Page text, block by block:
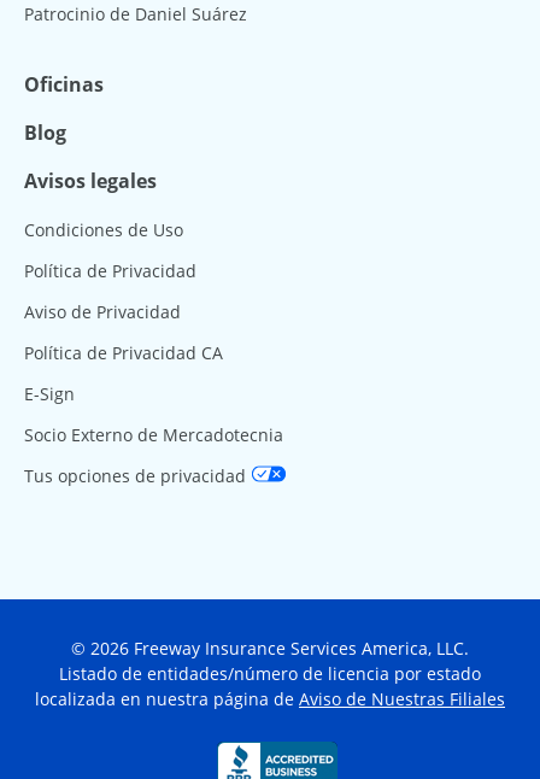
Patrocinio de Daniel Suárez
Oficinas
Blog
Avisos legales
Condiciones de Uso
Política de Privacidad
Aviso de Privacidad
Política de Privacidad CA
E-Sign
Socio Externo de Mercadotecnia
Tus opciones de privacidad
© 2026 Freeway Insurance Services America, LLC.
Listado de entidades/número de licencia por estado
localizada en nuestra página de Aviso de Nuestras Filiales